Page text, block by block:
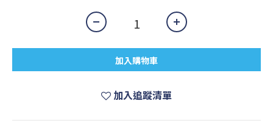
加入購物車
加入追蹤清單